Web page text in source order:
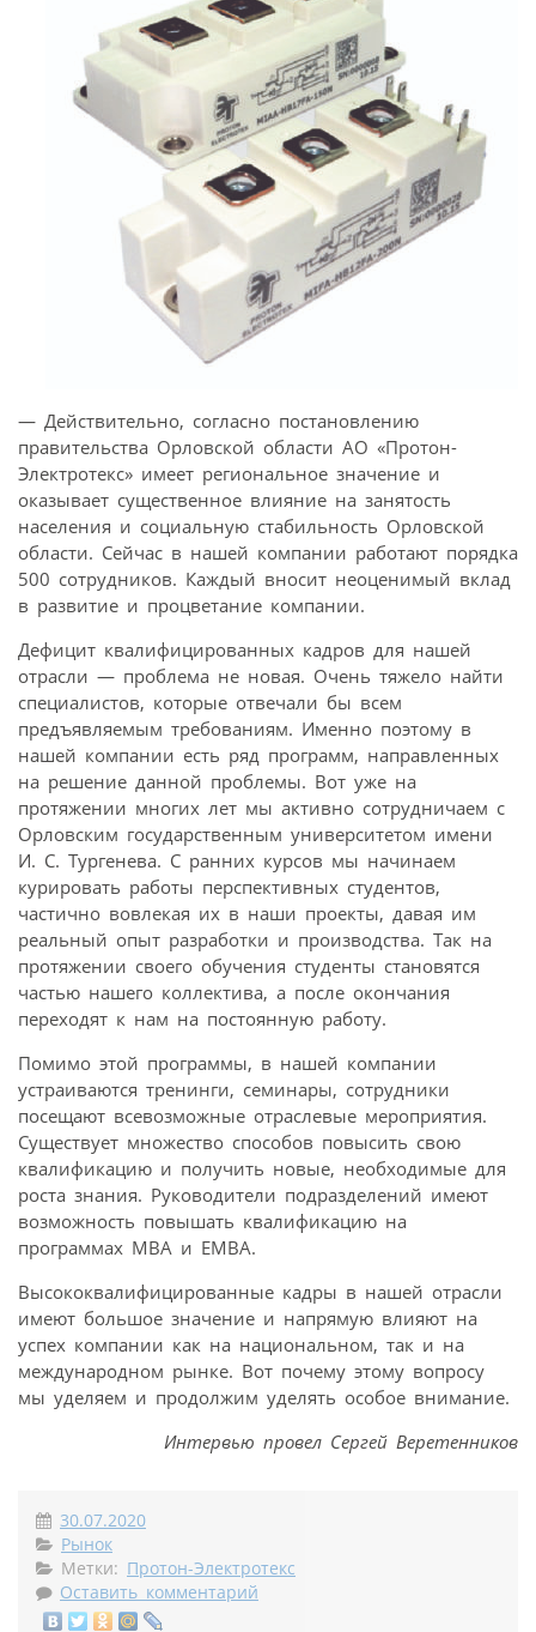
— Действительно, согласно постановлению
правительства Орловской области АО «Протон-
Электротекс» имеет региональное значение и
оказывает существенное влияние на занятость
населения и социальную стабильность Орловской
области. Сейчас в нашей компании работают порядка
500 сотрудников. Каждый вносит неоценимый вклад
в развитие и процветание компании.
Дефицит квалифицированных кадров для нашей
отрасли — проблема не новая. Очень тяжело найти
специалистов, которые отвечали бы всем
предъявляемым требованиям. Именно поэтому в
нашей компании есть ряд программ, направленных
на решение данной проблемы. Вот уже на
протяжении многих лет мы активно сотрудничаем с
Орловским государственным университетом имени
И. С. Тургенева. С ранних курсов мы начинаем
курировать работы перспективных студентов,
частично вовлекая их в наши проекты, давая им
реальный опыт разработки и производства. Так на
протяжении своего обучения студенты становятся
частью нашего коллектива, а после окончания
переходят к нам на постоянную работу.
Помимо этой программы, в нашей компании
устраиваются тренинги, семинары, сотрудники
посещают всевозможные отраслевые мероприятия.
Существует множество способов повысить свою
квалификацию и получить новые, необходимые для
роста знания. Руководители подразделений имеют
возможность повышать квалификацию на
программах MBA и EMBA.
Высококвалифицированные кадры в нашей отрасли
имеют большое значение и напрямую влияют на
успех компании как на национальном, так и на
международном рынке. Вот почему этому вопросу
мы уделяем и продолжим уделять особое внимание.
Интервью провел Сергей Веретенников
30.07.2020
Рынок
Метки: Протон-Электротекс
Оставить комментарий